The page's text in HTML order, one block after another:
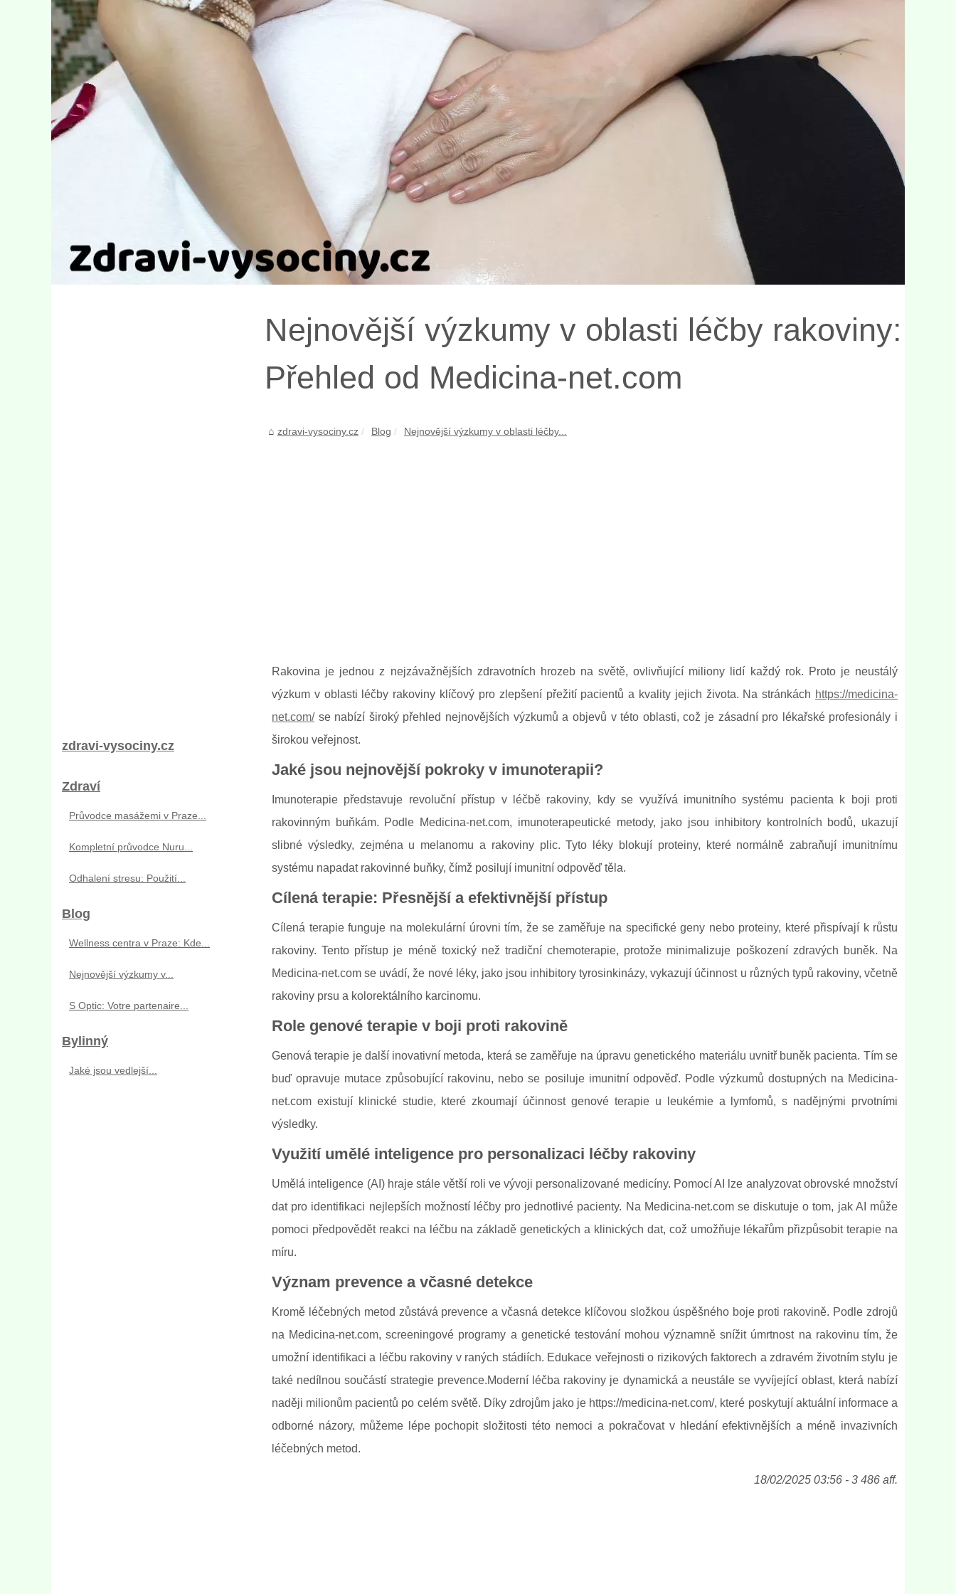
Nejnovější výzkumy v oblasti léčby rakoviny:
Přehled od Medicina-net.com
zdravi-vysociny.cz Blog Nejnovější výzkumy v oblasti léčby...
Rakovina je jednou z nejzávažnějších zdravotních hrozeb na světě, ovlivňující miliony lidí každý rok. Proto je neustálý
výzkum v oblasti léčby rakoviny klíčový pro zlepšení přežití pacientů a kvality jejich života. Na stránkách https://medicina-
net.com/se nabízí široký přehled nejnovějších výzkumů a objevů v této oblasti, což je zásadní pro lékařské profesionály i
širokou veřejnost.
Jaké jsou nejnovější pokroky v imunoterapii?
Imunoterapie představuje revoluční přístup v léčbě rakoviny, kdy se využívá imunitního systému pacienta k boji proti
rakovinným buňkám. Podle Medicina-net.com, imunoterapeutické metody, jako jsou inhibitory kontrolních bodů, ukazují
slibné výsledky, zejména u melanomu a rakoviny plic. Tyto léky blokují proteiny, které normálně zabraňují imunitnímu
systému napadat rakovinné buňky, čímž posilují imunitní odpověď těla.
Cílená terapie: Přesnější a efektivnější přístup
Cílená terapie funguje na molekulární úrovni tím, že se zaměřuje na specifické geny nebo proteiny, které přispívají k růstu
rakoviny. Tento přístup je méně toxický než tradiční chemoterapie, protože minimalizuje poškození zdravých buněk. Na
Medicina-net.com se uvádí, že nové léky, jako jsou inhibitory tyrosinkinázy, vykazují účinnost u různých typů rakoviny, včetně
rakoviny prsu a kolorektálního karcinomu.
Role genové terapie v boji proti rakovině
Genová terapie je další inovativní metoda, která se zaměřuje na úpravu genetického materiálu uvnitř buněk pacienta. Tím se
buď opravuje mutace způsobující rakovinu, nebo se posiluje imunitní odpověď. Podle výzkumů dostupných na Medicina-
net.com existují klinické studie, které zkoumají účinnost genové terapie u leukémie a lymfomů, s nadějnými prvotními
výsledky.
Využití umělé inteligence pro personalizaci léčby rakoviny
Umělá inteligence (AI) hraje stále větší roli ve vývoji personalizované medicíny. Pomocí AI lze analyzovat obrovské množství
dat pro identifikaci nejlepších možností léčby pro jednotlivé pacienty. Na Medicina-net.com se diskutuje o tom, jak AI může
pomoci předpovědět reakci na léčbu na základě genetických a klinických dat, což umožňuje lékařům přizpůsobit terapie na
míru.
Význam prevence a včasné detekce
Kromě léčebných metod zůstává prevence a včasná detekce klíčovou složkou úspěšného boje proti rakovině. Podle zdrojů
na Medicina-net.com, screeningové programy a genetické testování mohou významně snížit úmrtnost na rakovinu tím, že
umožní identifikaci a léčbu rakoviny v raných stádiích. Edukace veřejnosti o rizikových faktorech a zdravém životním stylu je
také nedílnou součástí strategie prevence.Moderní léčba rakoviny je dynamická a neustále se vyvíjející oblast, která nabízí
naději milionům pacientů po celém světě. Díky zdrojům jako je https://medicina-net.com/, které poskytují aktuální informace a
odborné názory, můžeme lépe pochopit složitosti této nemoci a pokračovat v hledání efektivnějších a méně invazivních
léčebných metod.
18/02/2025 03:56 - 3 486 aff.
zdravi-vysociny.cz
Zdraví
Průvodce masážemi v Praze...
Kompletní průvodce Nuru...
Odhalení stresu: Použití...
Blog
Wellness centra v Praze: Kde...
Nejnovější výzkumy v...
S Optic: Votre partenaire...
Bylinný
Jaké jsou vedlejší...